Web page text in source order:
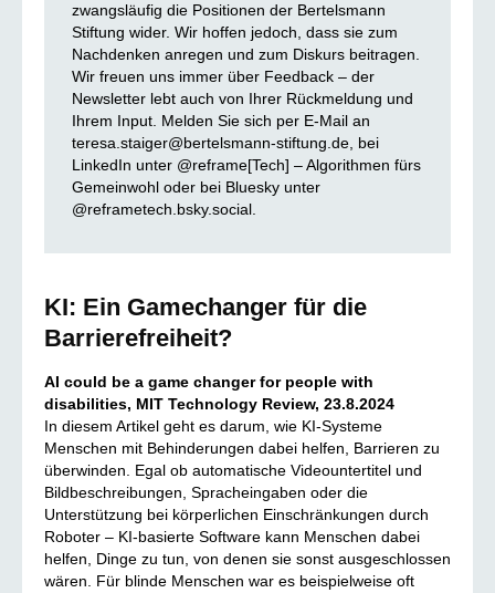
zwangsläufig die Positionen der Bertelsmann
Stiftung wider. Wir hoffen jedoch, dass sie zum
Nachdenken anregen und zum Diskurs beitragen.
Wir freuen uns immer über Feedback – der
Newsletter lebt auch von Ihrer Rückmeldung und
Ihrem Input. Melden Sie sich per E-Mail an
teresa.staiger@bertelsmann-stiftung.de, bei
LinkedIn unter @reframe[Tech] – Algorithmen fürs
Gemeinwohl oder bei Bluesky unter
@reframetech.bsky.social.
KI: Ein Gamechanger für die
Barrierefreiheit?
AI could be a game changer for people with
disabilities, MIT Technology Review, 23.8.2024
In diesem Artikel geht es darum, wie KI-Systeme
Menschen mit Behinderungen dabei helfen, Barrieren zu
überwinden. Egal ob automatische Videountertitel und
Bildbeschreibungen, Spracheingaben oder die
Unterstützung bei körperlichen Einschränkungen durch
Roboter – KI-basierte Software kann Menschen dabei
helfen, Dinge zu tun, von denen sie sonst ausgeschlossen
wären. Für blinde Menschen war es beispielweise oft